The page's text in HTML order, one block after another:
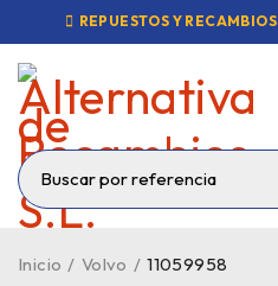
REPUESTOS Y RECAMBIOS
Inicio / Volvo / 11059958